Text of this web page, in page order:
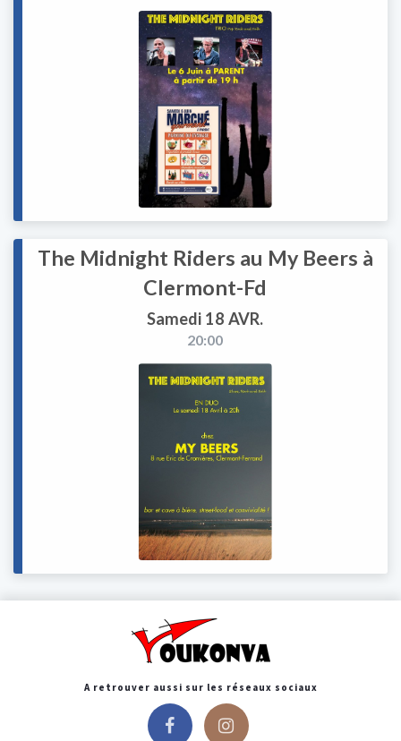
The Midnight Riders au My Beers à
Clermont-Fd
Samedi 18 AVR.
20:00
A retrouver aussi sur les réseaux sociaux